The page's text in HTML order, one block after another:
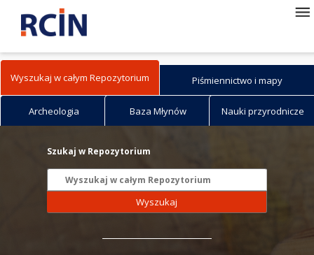
Wyszukaj w całym Repozytorium Piśmiennictwo i mapy
Archeologia Baza Młynów Nauki przyrodnicze
Szukaj w Repozytorium
Wyszukaj